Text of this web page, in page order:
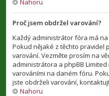
Nahoru
Proč jsem obdržel varování?
Každý administrátor fóra má
Pokud nějaké z těchto pravidel
varování. Vezměte prosím na
administrátora a phpBB
varováními na daném fóru.
jste obdrželi varování,
Nahoru